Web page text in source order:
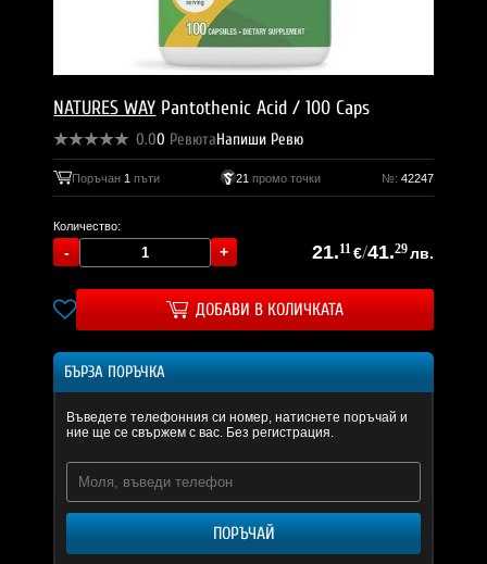
NATURES WAY Pantothenic Acid / 100 Caps
0.00 РевютаНапиши Ревю
Поръчан 1 пъти 21 промо точки №: 42247
Количество:
21.11€/41.29лв.
ДОБАВИ В КОЛИЧКАТА
БЪРЗА ПОРЪЧКА
Въведете телефонния си номер, натиснете поръчай и
ние ще се свържем с вас. Без регистрация.
ПОРЪЧАЙ